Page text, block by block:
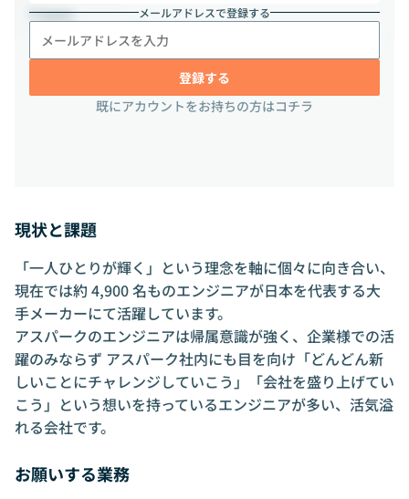
メールアドレスで登録する
登録する
既にアカウントをお持ちの方はコチラ
勤務地 -
現状と課題
「一人ひとりが輝く」という理念を軸に個々に向き合い、
現在では約 4,900 名ものエンジニアが日本を代表する大
手メーカーにて活躍しています。
アスパークのエンジニアは帰属意識が強く、企業様での活
躍のみならず アスパーク社内にも目を向け「どんどん新
しいことにチャレンジしていこう」「会社を盛り上げてい
こう」という想いを持っているエンジニアが多い、活気溢
れる会社です。
お願いする業務